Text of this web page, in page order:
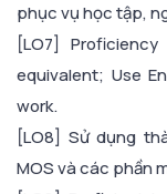
phục vụ học tập,
[LO7]
equivalent; Use
work.
[LO8] Sử dụng
MOS và các phần